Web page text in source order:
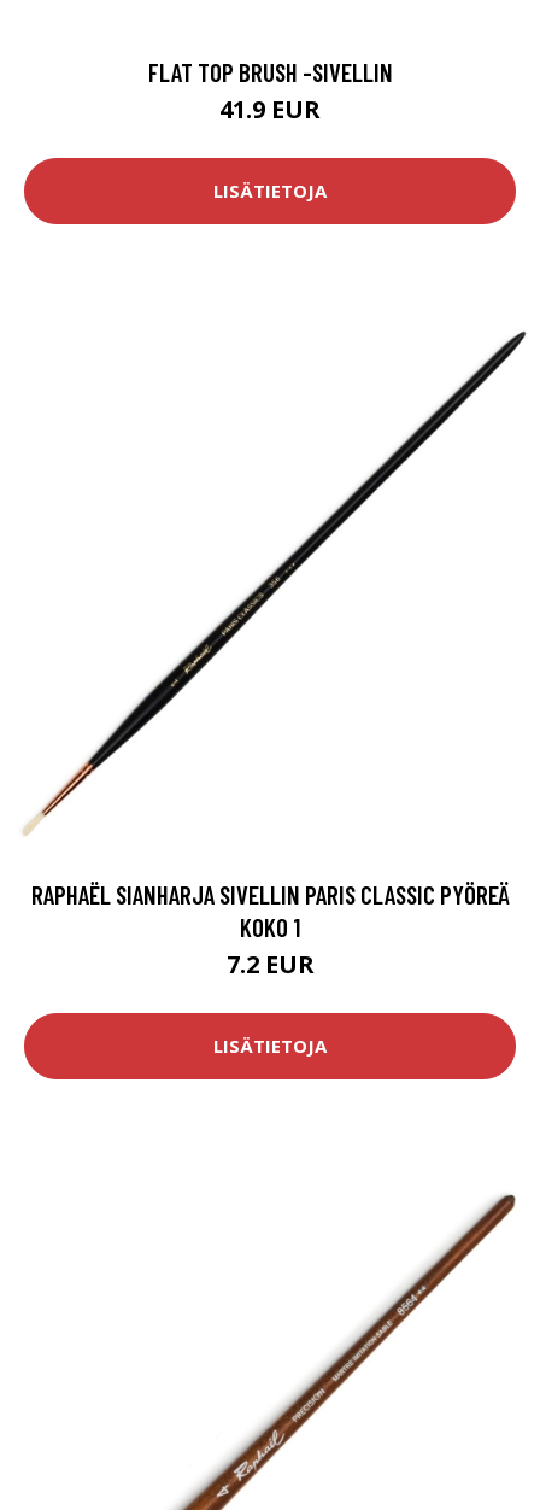
FLAT TOP BRUSH -SIVELLIN
41.9 EUR
LISÄTIETOJA
RAPHAËL SIANHARJA SIVELLIN PARIS CLASSIC PYÖREÄ
KOKO 1
7.2 EUR
LISÄTIETOJA